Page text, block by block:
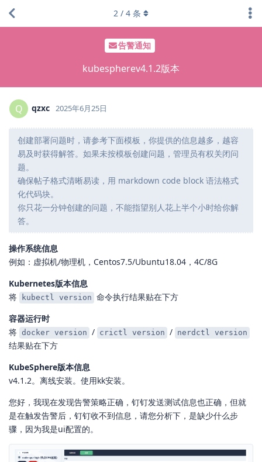
告警通知
kubespherev4.1.2版本
2 / 4 条
Q qzxc 2025年6月25日
创建部署问题时，请参考下面模板，你提供的信息越多，越容
易及时获得解答。如果未按模板创建问题，管理员有权关闭问
题。
确保帖子格式清晰易读，用 markdown code block 语法格式
化代码块。
你只花一分钟创建的问题，不能指望别人花上半个小时给你解
答。
操作系统信息
例如：虚拟机/物理机，Centos7.5/Ubuntu18.04，4C/8G
Kubernetes版本信息
将
kubectl version 命令执行结果贴在下方
容器运行时
将 docker version / crictl version / nerdctl version
结果贴在下方
KubeSphere版本信息
v4.1.2。离线安装。使用kk安装。
您好，我现在发现告警策略正确，钉钉发送测试信息也正确，但就
是在触发告警后，钉钉收不到信息，请您分析下，是缺少什么步
骤，因为我是ui配置的。